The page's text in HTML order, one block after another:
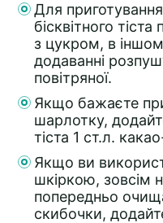
Для
бісквітного
з цукром, в
додаванні
повітряної.
Якщо бажаєте
шарлотку,
тіста 1 ст.л.
Якщо ви
шкіркою, зовсім
попередньо
скибочки,